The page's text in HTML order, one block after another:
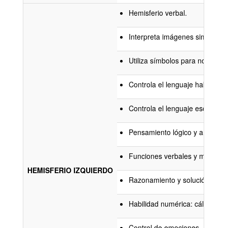
HEMISFERIO IZQUIERDO
Hemisferio verbal.
Interpreta imágenes
Utiliza símbolos para
Controla el lenguaje hablado.
Controla el lenguaje escrito.
Pensamiento lógico y
Funciones verbales y
Razonamiento y solución de
Habilidad numérica: cálculo y